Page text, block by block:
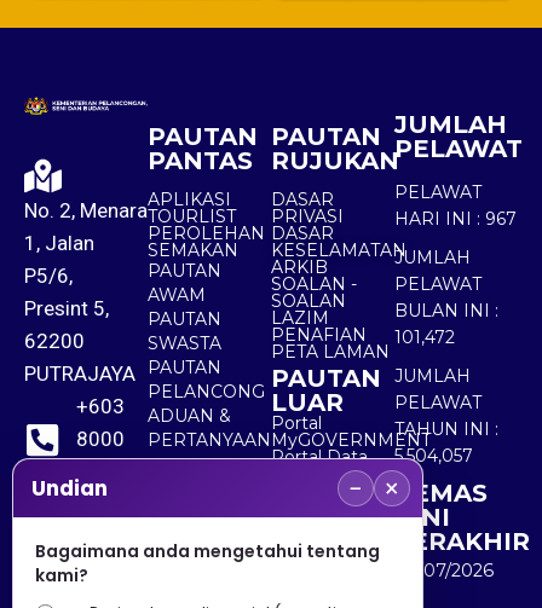
No. 2, Menara
1, Jalan
P5/6,
Presint 5,
62200
PUTRAJAYA
+603
8000
+603
8891
7100
PAUTAN
PANTAS
APLIKASI
TOURLIST
PEROLEHAN
SEMAKAN
PAUTAN
AWAM
PAUTAN
SWASTA
PAUTAN
PELANCONG
ADUAN &
PERTANYAAN
PAUTAN
RUJUKAN
DASAR
PRIVASI
DASAR
KESELAMATAN
ARKIB
SOALAN -
SOALAN
LAZIM
PENAFIAN
PETA LAMAN
PAUTAN
LUAR
Portal
MyGOVERNMENT
Portal Data
Sektor Awam
JUMLAH
PELAWAT
PELAWAT
HARI INI : 967
JUMLAH
PELAWAT
BULAN INI :
101,472
JUMLAH
PELAWAT
TAHUN INI :
5,504,057
KEMAS
KINI
TERAKHIR
30/07/2026
Undian − ×
Bagaimana anda mengetahui tentang
kami?